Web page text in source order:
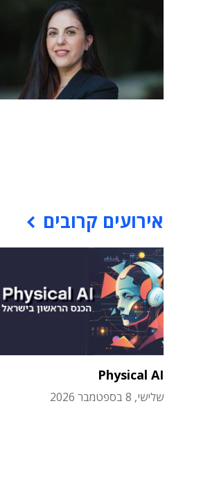
אירועים קרובים
Physical AI
שלישי, 8 בספטמבר 2026